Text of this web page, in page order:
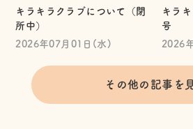
キラキラクラブについて（閉
所中）
2026年07月01日(水)
キラ
号
2026
その他の記事を